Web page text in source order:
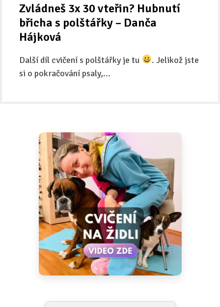
Zvládneš 3x 30 vteřin? Hubnutí
břicha s polštářky – Danča
Hájková
Další díl cvičení s polštářky je tu
. Jelikož jste
si o pokračování psaly,...